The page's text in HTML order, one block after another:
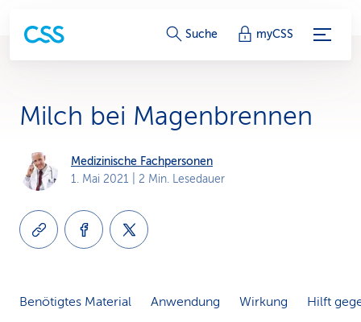
S
v
i
Suche myCSS
Milch bei Magenbrennen
Medizinische Fachpersonen
1. Mai 2021 | 2 Min. Lesedauer
Benötigtes Material Anwendung Wirkung Hilft